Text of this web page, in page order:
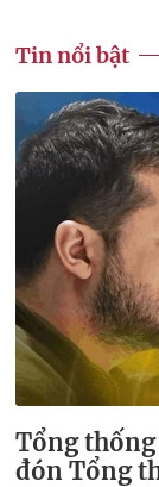
Tin nổi bật
Tổng thống
đón Tổng